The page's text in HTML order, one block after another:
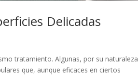
Delicadas
tratamiento. Algunas, por su naturaleza
que, aunque eficaces en ciertos